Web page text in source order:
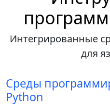
Интегрированные
для
Среды
Python